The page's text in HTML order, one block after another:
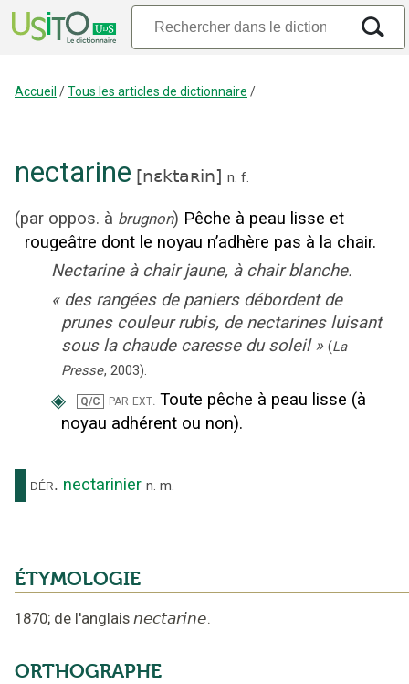
Accueil /Tous les articles de dictionnaire /
nectarine [nɛktaʀin] n. f.
(par oppos. à brugnon) Pêche à peau lisse et
rougeâtre dont le noyau n’adhère pas à la chair.
Nectarine à chair jaune, à chair blanche.
« des rangées de paniers débordent de
prunes couleur rubis, de nectarines luisant
sous la chaude caresse du soleil » (La
Presse, 2003).
◈ Q/C par ext. Toute pêche à peau lisse (à
noyau adhérent ou non).
dér. nectarinier n. m.
ÉTYMOLOGIE
1870; de l'anglais nectarine.
ORTHOGRAPHE